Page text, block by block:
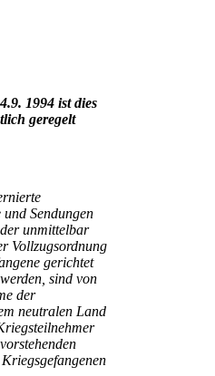
1994 ist dies
geregelt
Sendungen
unmittelbar
Vollzugsordnung
gerichtet
sind von
der
neutralen Land